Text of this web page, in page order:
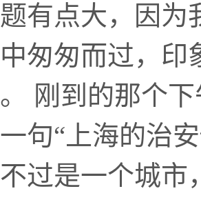
有点大，因
匆匆而过，印
刚到的那个
句“上海的治
过是一个城市